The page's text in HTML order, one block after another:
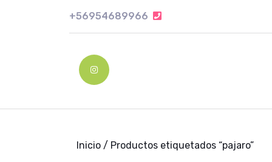
+56954689966 +56954689966
Instagram
Inicio / Productos etiquetados “pajaro”